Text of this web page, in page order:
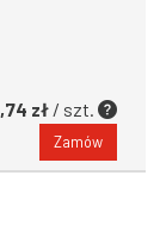
zł / szt.
Zamów